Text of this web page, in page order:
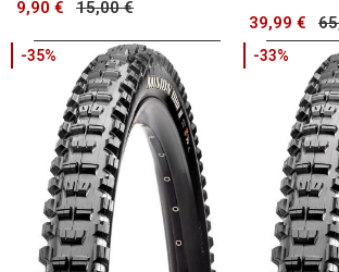
9,90 € 15,00 €
39,99 €
-35% -33%